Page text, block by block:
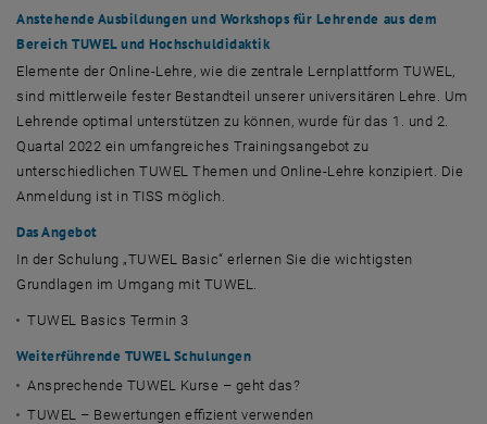
Anstehende Ausbildungen und Workshops für Lehrende aus dem
Bereich TUWEL und Hochschuldidaktik
Elemente der Online-Lehre, wie die zentrale Lernplattform TUWEL,
sind mittlerweile fester Bestandteil unserer universitären Lehre. Um
Lehrende optimal unterstützen zu können, wurde für das 1. und 2.
Quartal 2022 ein umfangreiches Trainingsangebot zu
unterschiedlichen TUWEL Themen und Online-Lehre konzipiert. Die
Anmeldung ist in TISS möglich.
Das Angebot
In der Schulung „TUWEL Basic“ erlernen Sie die wichtigsten
Grundlagen im Umgang mit TUWEL.
TUWEL Basics Termin 3
Weiterführende TUWEL Schulungen
Ansprechende TUWEL Kurse – geht das?
TUWEL – Bewertungen effizient verwenden